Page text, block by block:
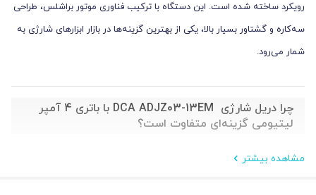
رویکرد ساخته شده است. این دستگاه با ترکیب فناوری موتور براشلس، طراحی
سه‌کاره و گشتاور بسیار بالا، یکی از بهترین گزینه‌ها در بازار ابزارهای شارژی به
شمار می‌رود.
چرا دریل شارژی DCA ADJZ03-13EM با باتری 4 آمپر
لیتیومی گزینه‌ای متفاوت است؟
اکثردریل‌های شارژی
مشاهده بیشتر